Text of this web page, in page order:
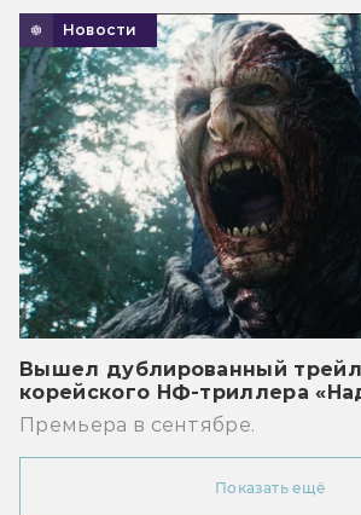
Новости
Вышел дублированный
корейского НФ-триллера
Премьера в сентябре.
Показать ещё